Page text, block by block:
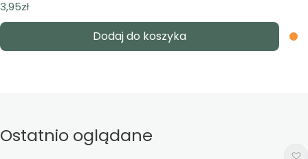
3,95zł
Dodaj do koszyka
Ostatnio oglądane